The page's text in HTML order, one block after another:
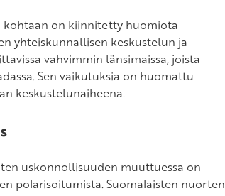
kohtaan on kiinnitetty huomiota
yhteiskunnallisen keskustelun ja
vahvimmin länsimaissa, joista
Sen vaikutuksia on huomattu
keskustelunaiheena.
uskonnollisuuden muuttuessa on
polarisoitumista. Suomalaisten nuorten